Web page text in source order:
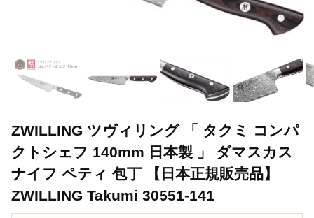
ZWILLING ツヴィリング 「 タクミ コンパ
クトシェフ 140mm 日本製 」 ダマスカス
ナイフ ペティ 包丁 【日本正規販売品】
ZWILLING Takumi 30551-141